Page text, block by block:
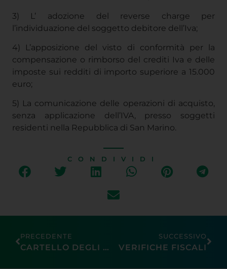
residenti nella Repubblica di San Marino.
CONDIVIDI
PRECEDENTE SUCCESSIVO
CONFESERCENTI
direzione@confesercenti.prato.it
pec@confesercentipratopec.it
Usiamo i cookie per fornirti la miglior esperienza d'uso e
navigazione sul nostro sito web.
You can find out more about which cookies we are using or
switch them off insettings .
Accetta